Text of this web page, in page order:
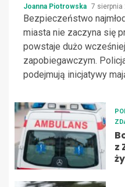
Joanna Piotrowska 7 sierpnia
Bezpieczeństwo
miasta nie zaczyna się
powstaje dużo
zapobiegawczym.
podejmują inicjatywy
z